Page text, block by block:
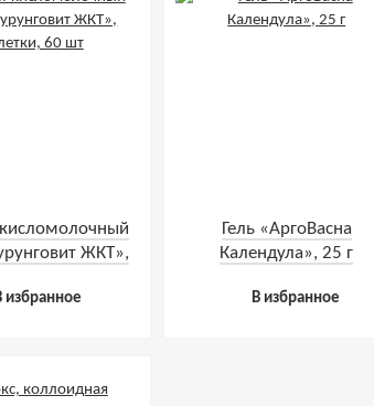
ЖКТ»,
избранное
Гель «АргоВасна
Календула», 25 г
В избранное